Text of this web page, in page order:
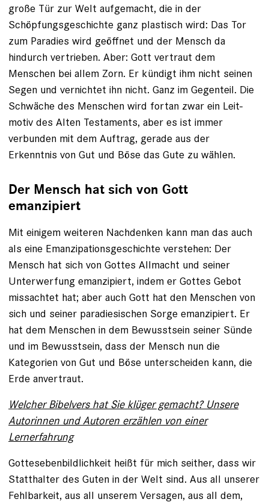
große Tür zur Welt aufgemacht, die in der
Schöpfungsgeschichte ganz ­plastisch wird: Das Tor
zum Paradies wird geöffnet und der Mensch da
hindurch vertrieben. Aber: Gott vertraut dem
Menschen bei allem Zorn. Er kündigt ihm nicht ­seinen
Segen und vernichtet ihn nicht. Ganz im Gegenteil. Die
Schwäche des Menschen wird fortan zwar ein Leit­
motiv des Alten Testaments, aber es ist immer
verbunden mit dem Auftrag, gerade aus der
Erkenntnis von Gut und Böse das Gute zu wählen.
Der Mensch hat sich von Gott
emanzipiert
Mit einigem weiteren Nachdenken kann man das auch
als eine Emanzipationsgeschichte verstehen: Der
Mensch hat sich von Gottes Allmacht und seiner
Unterwerfung emanzipiert, indem er Gottes Gebot
missachtet hat; aber auch Gott hat den Menschen von
sich und seiner paradiesischen Sorge emanzipiert. Er
hat dem Menschen in dem Bewusstsein seiner Sünde
und im Bewusstsein, dass der Mensch nun die
Kategorien von Gut und Böse unter­scheiden kann, die
Erde anvertraut.
Welcher Bibelvers hat Sie klüger gemacht? Unsere
Autorinnen und Autoren erzählen von einer
Lernerfahrung
Gottesebenbildlichkeit heißt für mich seither, dass wir
Statthalter des Guten in der Welt sind. Aus all unserer
Fehlbarkeit, aus all unserem Versagen, aus all dem,